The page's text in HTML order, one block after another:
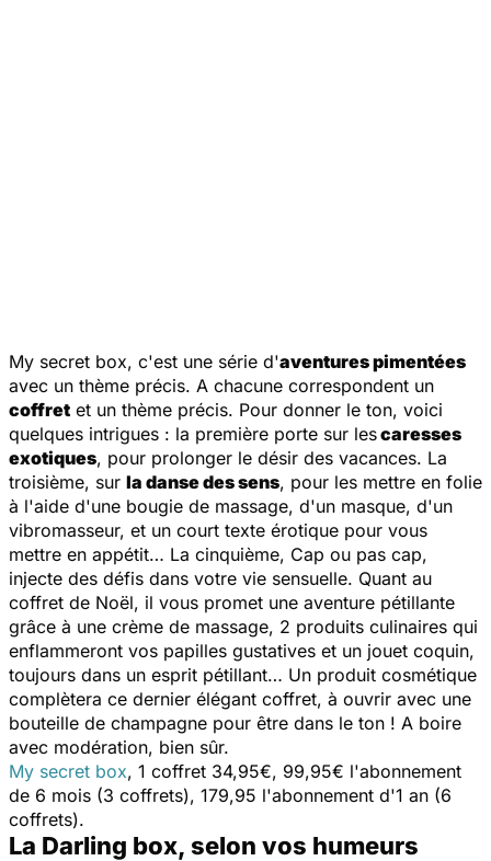
My secret box, c'est une série d'aventures pimentées
avec un thème précis. A chacune correspondent un
coffret et un thème précis. Pour donner le ton, voici
quelques intrigues : la première porte sur lescaresses
exotiques, pour prolonger le désir des vacances. La
troisième, sur la danse des sens, pour les mettre en folie
à l'aide d'une bougie de massage, d'un masque, d'un
vibromasseur, et un court texte érotique pour vous
mettre en appétit… La cinquième, Cap ou pas cap,
injecte des défis dans votre vie sensuelle. Quant au
coffret de Noël, il vous promet une aventure pétillante
grâce à une crème de massage, 2 produits culinaires qui
enflammeront vos papilles gustatives et un jouet coquin,
toujours dans un esprit pétillant… Un produit cosmétique
complètera ce dernier élégant coffret, à ouvrir avec une
bouteille de champagne pour être dans le ton ! A boire
avec modération, bien sûr.
My secret box, 1 coffret 34,95€, 99,95€ l'abonnement
de 6 mois (3 coffrets), 179,95 l'abonnement d'1 an (6
coffrets).
La Darling box, selon vos humeurs